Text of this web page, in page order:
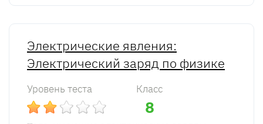
Электрические явления:
Электрический заряд по физике
Уровень теста Класс
8